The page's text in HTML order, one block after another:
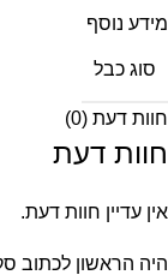
מידע נוסף
סוג כבל
חוות דעת (0)
חוות דעת
אין עדיין חוות דעת.
היה הראשון לכתוב